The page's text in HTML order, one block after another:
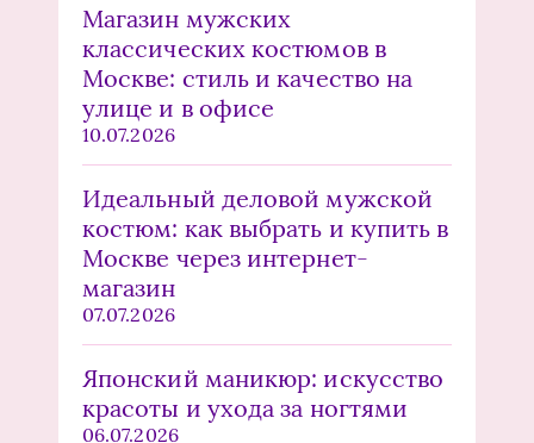
Магазин мужских
классических костюмов в
Москве: стиль и качество на
улице и в офисе
10.07.2026
Идеальный деловой мужской
костюм: как выбрать и купить в
Москве через интернет-
магазин
07.07.2026
Японский маникюр: искусство
красоты и ухода за ногтями
06.07.2026